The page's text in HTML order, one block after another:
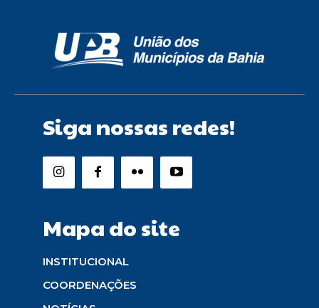
Siga nossas redes!
Mapa do site
INSTITUCIONAL
COORDENAÇÕES